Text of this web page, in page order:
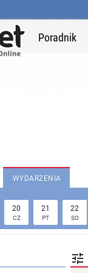
Poradnik
WYDARZENIA
20
CZ
21
PT
22
SO
